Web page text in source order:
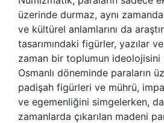
üzerinde durmaz, aynı
ve kültürel anlamlarını da
tasarımındaki figürler, yazılar
zaman bir toplumun ideolojisini
Osmanlı döneminde paraların
padişah figürleri ve mührü,
ve egemenliğini simgelerken,
zamanlarda çıkarılan madeni